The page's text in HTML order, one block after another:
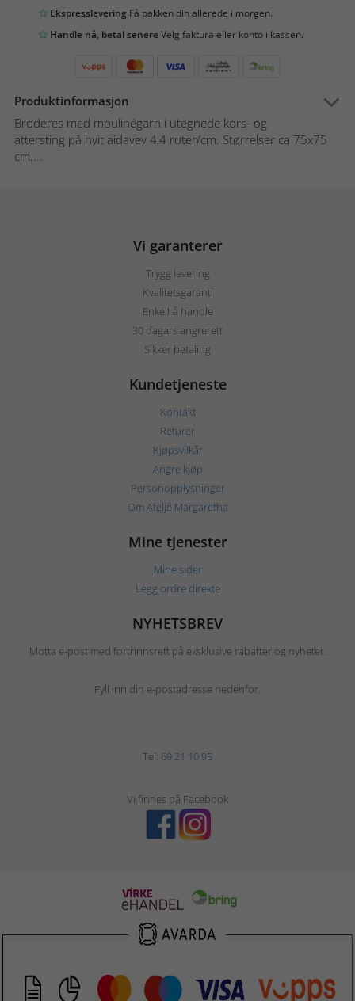
Ekspresslevering Få pakken din allerede i morgen.
Handle nå, betal senereVelg faktura eller konto i kassen.
Produktinformasjon
Broderes med moulinégarn i utegnede kors- og
attersting på hvit aidavev 4,4 ruter/cm. Størrelser ca 75x75
cm....
Vi garanterer
Trygg levering
Kvalitetsgaranti
Enkelt å handle
30 dagars angrerett
Sikker betaling
Kundetjeneste
Kontakt
Returer
Kjøpsvilkår
Angre kjøp
Personopplysninger
Om Ateljé Margaretha
Mine tjenester
Mine sider
Legg ordre direkte
NYHETSBREV
Motta e-post med fortrinnsrett på eksklusive rabatter og nyheter.
Fyll inn din e-postadresse nedenfor.
Tel: 69 21 10 95
Vi finnes på Facebook